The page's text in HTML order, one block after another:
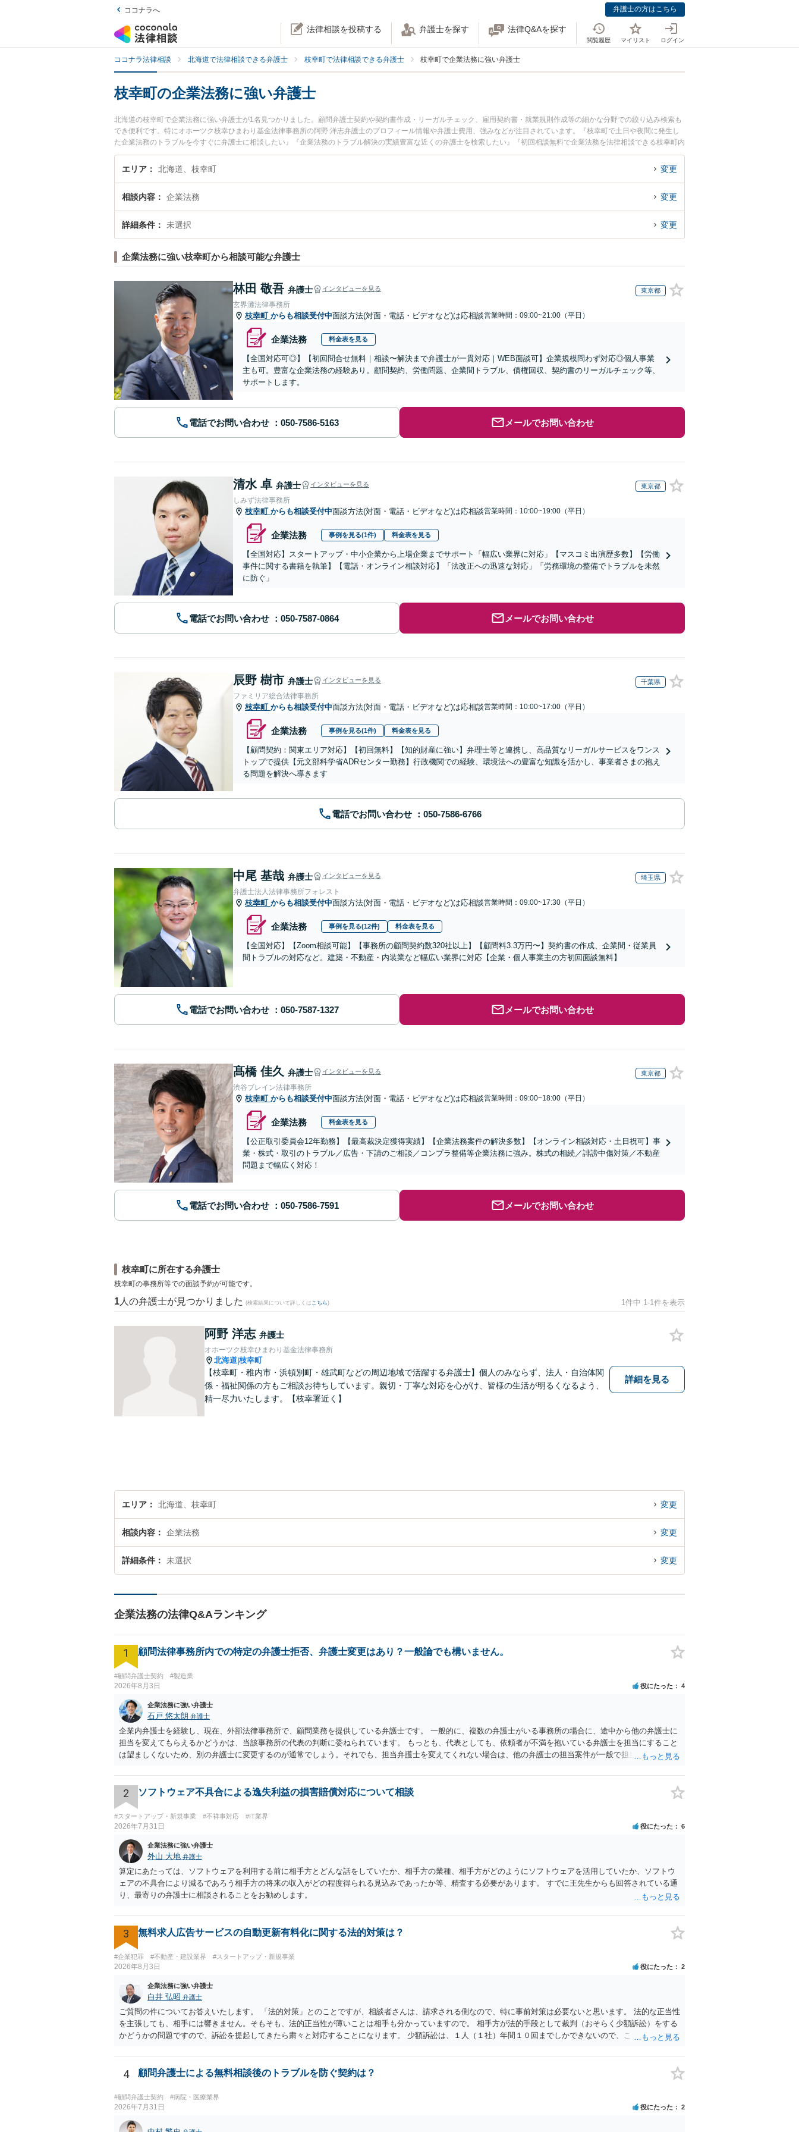
ココナラへ 弁護士の方はこちら
法律相談を投稿する 弁護士を探す 法律Q&Aを探す
閲覧履歴 マイリスト ログイン
ココナラ法律相談 北海道で法律相談できる弁護士 枝幸町で法律相談できる弁護士 枝幸町で企業法務に強い弁護士
枝幸町の企業法務に強い弁護士
北海道の枝幸町で企業法務に強い弁護士が1名見つかりました。顧問弁護士契約や契約書作成・リーガルチェック、雇用契約書・就業規則作成等の細かな分野での絞り込み検索も
でき便利です。特にオホーツク枝幸ひまわり基金法律事務所の阿野 洋志弁護士のプロフィール情報や弁護士費用、強みなどが注目されています。『枝幸町で土日や夜間に発生し
た企業法務のトラブルを今すぐに弁護士に相談したい』『企業法務のトラブル解決の実績豊富な近くの弁護士を検索したい』『初回相談無料で企業法務を法律相談できる枝幸町内
の弁護士に相談予約したい』などでお困りの相談者さんにおすすめです。
エリア 北海道、枝幸町 変更
相談内容 企業法務 変更
詳細条件 未選択 変更
企業法務に強い枝幸町から相談可能な弁護士
林田 敬吾 弁護士 インタビューを見る 東京都
玄界灘法律事務所
枝幸町 からも相談受付中面談方法(対面・電話・ビデオなど)は応相談営業時間：09:00~21:00（平日）
企業法務 料金表を見る
【全国対応可◎】【初回問合せ無料｜相談〜解決まで弁護士が一貫対応｜WEB面談可】企業規模問わず対応◎個人事業
主も可。豊富な企業法務の経験あり。顧問契約、労働問題、企業間トラブル、債権回収、契約書のリーガルチェック等、
サポートします。
電話でお問い合わせ メールでお問い合わせ
清水 卓 弁護士 インタビューを見る 東京都
しみず法律事務所
枝幸町 からも相談受付中面談方法(対面・電話・ビデオなど)は応相談営業時間：10:00~19:00（平日）
企業法務 事例を見る(1件) 料金表を見る
【全国対応】スタートアップ・中小企業から上場企業までサポート「幅広い業界に対応」【マスコミ出演歴多数】【労働
事件に関する書籍を執筆】【電話・オンライン相談対応】「法改正への迅速な対応」「労務環境の整備でトラブルを未然
に防ぐ」
電話でお問い合わせ メールでお問い合わせ
辰野 樹市 弁護士 インタビューを見る 千葉県
ファミリア総合法律事務所
枝幸町 からも相談受付中面談方法(対面・電話・ビデオなど)は応相談営業時間：10:00~17:00（平日）
企業法務 事例を見る(1件) 料金表を見る
【顧問契約：関東エリア対応】【初回無料】【知的財産に強い】弁理士等と連携し、高品質なリーガルサービスをワンス
トップで提供【元文部科学省ADRセンター勤務】行政機関での経験、環境法への豊富な知識を活かし、事業者さまの抱え
る問題を解決へ導きます
電話でお問い合わせ
中尾 基哉 弁護士 インタビューを見る 埼玉県
弁護士法人法律事務所フォレスト
枝幸町 からも相談受付中面談方法(対面・電話・ビデオなど)は応相談営業時間：09:00~17:30（平日）
企業法務 事例を見る(12件) 料金表を見る
【全国対応】【Zoom相談可能】【事務所の顧問契約数320社以上】【顧問料3.3万円〜】契約書の作成、企業間・従業員
間トラブルの対応など。建築・不動産・内装業など幅広い業界に対応【企業・個人事業主の方初回面談無料】
電話でお問い合わせ メールでお問い合わせ
髙橋 佳久 弁護士 インタビューを見る 東京都
渋谷ブレイン法律事務所
枝幸町 からも相談受付中面談方法(対面・電話・ビデオなど)は応相談営業時間：09:00~18:00（平日）
企業法務 料金表を見る
【公正取引委員会12年勤務】【最高裁決定獲得実績】【企業法務案件の解決多数】【オンライン相談対応・土日祝可】事
業・株式・取引のトラブル／広告・下請のご相談／コンプラ整備等企業法務に強み。株式の相続／誹謗中傷対策／不動産
問題まで幅広く対応！
電話でお問い合わせ メールでお問い合わせ
枝幸町に所在する弁護士
枝幸町の事務所等での面談予約が可能です。
1 人の弁護士が見つかりました (検索結果について詳しくは こちら) 1件中 1-1件を表示
阿野 洋志 弁護士
オホーツク枝幸ひまわり基金法律事務所
北海道|枝幸町
【枝幸町・稚内市・浜頓別町・雄武町などの周辺地域で活躍する弁護士】個人のみならず、法人・自治体関
係・福祉関係の方もご相談お待ちしています。親切・丁寧な対応を心がけ、皆様の生活が明るくなるよう、
精一尽力いたします。【枝幸署近く】
詳細を見る
エリア 北海道、枝幸町 変更
相談内容 企業法務 変更
詳細条件 未選択 変更
企業法務の法律Q&Aランキング
1 顧問法律事務所内での特定の弁護士拒否、弁護士変更はあり？一般論でも構いません。
#顧問弁護士契約 #製造業
2026年8月3日 役にたった 4
企業法務に強い弁護士
石戸 悠太朗 弁護士
企業内弁護士を経験し、現在、外部法律事務所で、顧問業務を提供している弁護士です。 一般的に、複数の弁護士がいる事務所の場合に、途中から他の弁護士に
担当を変えてもらえるかどうかは、当該事務所の代表の判断に委ねられています。 もっとも、代表としても、依頼者が不満を抱いている弁護士を担当にすること
は望ましくないため、別の弁護士に変更するのが通常でしょう。それでも、担当弁護士を変えてくれない場合は、他の弁護士の担当案件が一般で担当を変えられ
かと思います。
2 ソフトウェア不具合による逸失利益の損害賠償対応について相談
#スタートアップ・新規事業 #不祥事対応 #IT業界
2026年7月31日 役にたった 6
企業法務に強い弁護士
外山 大地 弁護士
算定にあたっては、ソフトウェアを利用する前に相手方とどんな話をしていたか、相手方の業種、相手方がどのようにソフトウェアを活用していたか、ソフトウ
ェアの不具合により減るであろう相手方の将来の収入がどの程度得られる見込みであったか等、精査する必要があります。 すでに王先生からも回答されている通
り、最寄りの弁護士に相談されることをお勧めします。
3 無料求人広告サービスの自動更新有料化に関する法的対策は？
#企業犯罪 #不動産・建設業界 #スタートアップ・新規事業
2026年8月3日 役にたった 2
企業法務に強い弁護士
白井 弘昭 弁護士
ご質問の件についてお答えいたします。 「法的対策」とのことですが、相談者さんは、請求される側なので、特に事前対策は必要ないと思います。 法的な正当性
を主張しても、相手には響きません。そもそも、法的正当性が薄いことは相手も分かっていますので。 相手方が法的手段として裁判（おそらく少額訴訟）をする
かどうかの問題ですので、訴訟を提起してきたら粛々と対応することになります。 少額訴訟は、１人（１社）年間１０回までしかできないので、こちらが毅然と
すので、難しいところです。 当事者での対応ですと、押し負けて支払うかもと考えますので、弁護士に依頼するなどして対応をすれば、より裁判をしてくる可能
性は減りますが、当然費用がかかります。 毅然と拒否して後は裁判するならしてくださいの対応、弁護士に依頼して同様の対応、裁判してきたら、従業員にて
4 顧問弁護士による無料相談後のトラブルを防ぐ契約は？
#顧問弁護士契約 #病院・医療業界
2026年7月31日 役にたった 2